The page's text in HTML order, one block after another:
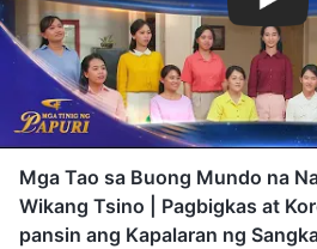
Mga Tao sa Buong Mundo na
Wikang Tsino | Pagbigkas at
pansin ang Kapalaran ng